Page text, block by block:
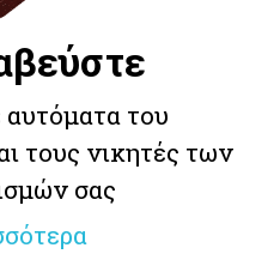
του
τους νικητές των
σας